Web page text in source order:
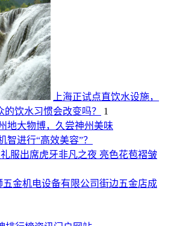
上海正试点直饮水设施，
饮水习惯会改变吗？
1
地大物博，久尝神州美味
智进行“高效美容”？
服出席虎牙非凡之夜 亮色花苞褶皱
金机电设备有限公司街边五金店成